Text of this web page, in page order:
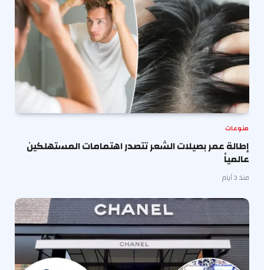
منوعات
إطالة عمر بصيلات الشعر تتصدر اهتمامات المستهلكين
عالمياً
منذ 3 أيام